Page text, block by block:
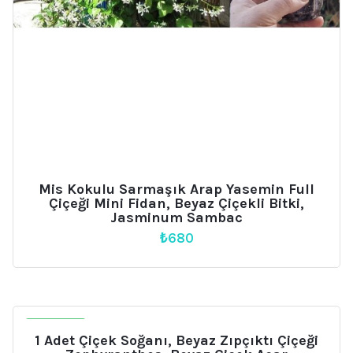
Mis Kokulu Sarmaşık Arap Yasemin Full
Çiçeği Mini Fidan, Beyaz Çiçekli Bitki,
Jasminum Sambac
₺680
1 Adet Çiçek Soğanı, Beyaz Zıpçıktı Çiçeği